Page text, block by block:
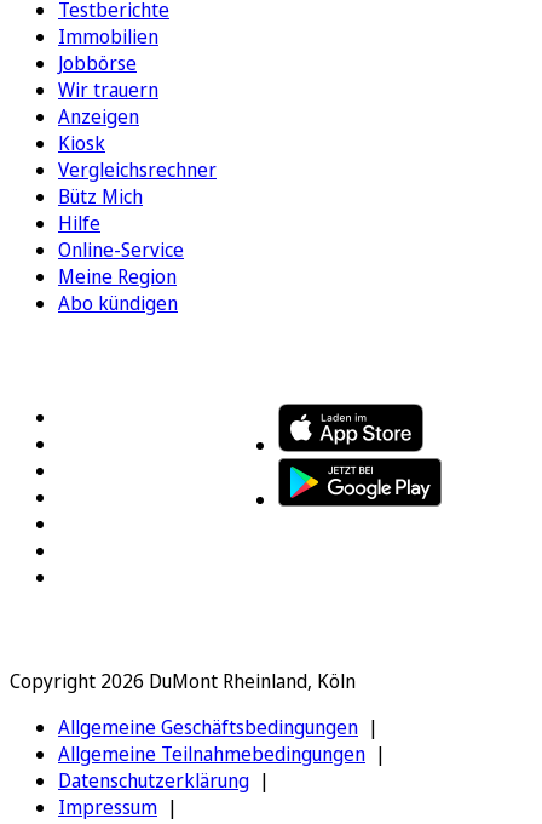
Testberichte
Immobilien
Jobbörse
Wir trauern
Anzeigen
Kiosk
Vergleichsrechner
Bütz Mich
Hilfe
Online-Service
Meine Region
Abo kündigen
Copyright 2026 DuMont Rheinland, Köln
Allgemeine Geschäftsbedingungen
Allgemeine Teilnahmebedingungen
Datenschutzerklärung
Impressum